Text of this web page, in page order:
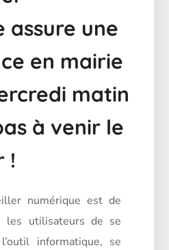
assure une
en mairie
matin
à venir le
!
numérique est de
les utilisateurs de se
informatique, se